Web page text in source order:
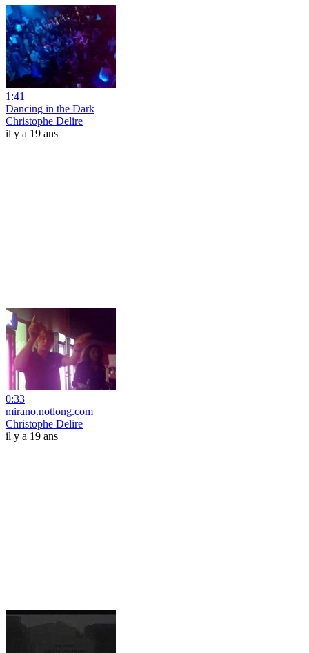
1:41
Dancing in the Dark
Christophe Delire
il y a 19 ans
0:33
mirano.notlong.com
Christophe Delire
il y a 19 ans